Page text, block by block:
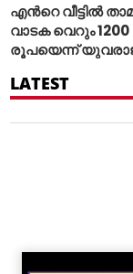
എന്‍റെ വീട്ടില്‍
വാടക വെറും 1200
രൂപയെന്ന്
LATEST